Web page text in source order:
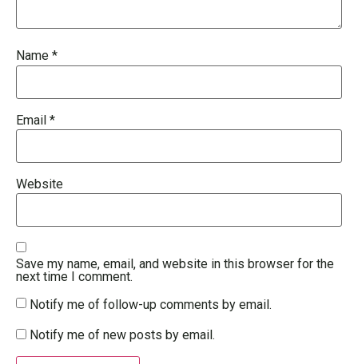
Name *
Email *
Website
Save my name, email, and website in this browser for the
next time I comment.
Notify me of follow-up comments by email.
Notify me of new posts by email.